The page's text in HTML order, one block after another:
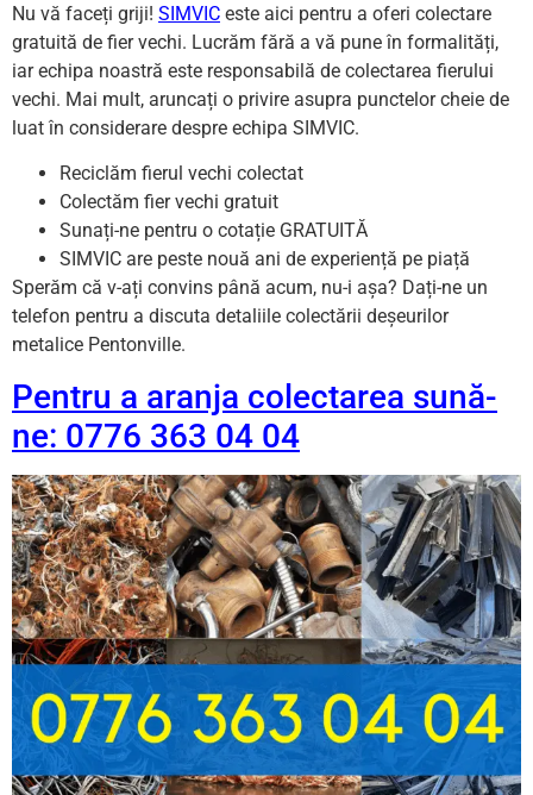
Nu vă faceți griji! SIMVIC este aici pentru a oferi colectare
gratuită de fier vechi. Lucrăm fără a vă pune în formalități,
iar echipa noastră este responsabilă de colectarea fierului
vechi. Mai mult, aruncați o privire asupra punctelor cheie de
luat în considerare despre echipa SIMVIC.
Reciclăm fierul vechi colectat
Colectăm fier vechi gratuit
Sunați-ne pentru o cotație GRATUITĂ
SIMVIC are peste nouă ani de experiență pe piață
Sperăm că v-ați convins până acum, nu-i așa? Dați-ne un
telefon pentru a discuta detaliile colectării deșeurilor
metalice Pentonville.
Pentru a aranja colectarea sună-
ne: 0776 363 04 04